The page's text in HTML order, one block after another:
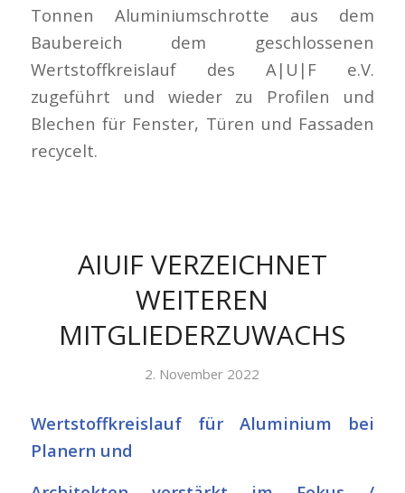
Tonnen Aluminiumschrotte aus dem
Baubereich dem geschlossenen
Wertstoffkreislauf des A|U|F e.V.
zugeführt und wieder zu Profilen und
Blechen für Fenster, Türen und Fassaden
recycelt.
AIUIF VERZEICHNET
WEITEREN
MITGLIEDERZUWACHS
2. November 2022
Wertstoffkreislauf für Aluminium bei
Planern und